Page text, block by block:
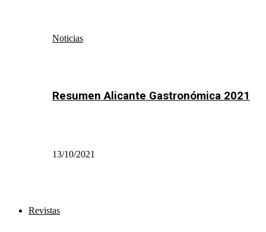
Noticias
Resumen Alicante Gastronómica 2021
13/10/2021
Revistas